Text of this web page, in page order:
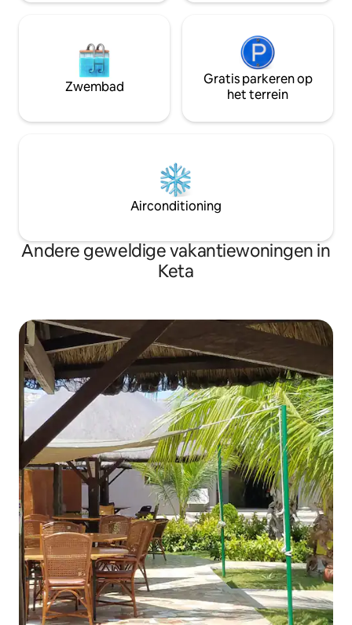
Zwembad
Gratis parkeren op
het terrein
Airconditioning
Andere geweldige vakantiewoningen in
Keta